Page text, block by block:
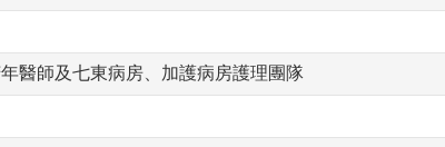
醫師及七東病房、加護病房護理團隊